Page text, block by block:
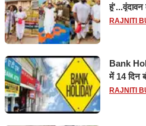
हूं'...वृंदावन
किया श्री
RAJNITI
Bank
में 14 दिन
छुट्टियों की
RAJNITI